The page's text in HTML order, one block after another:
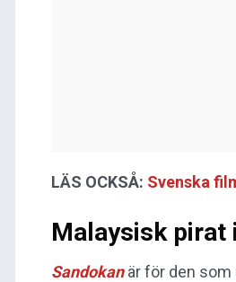
LÄS OCKSÅ: Svenska
Malaysisk pirat
Sandokan är för den